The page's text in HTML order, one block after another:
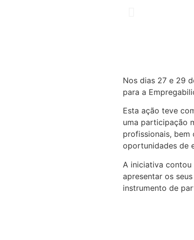
Nos dias 27 e 29
para a
Esta ação teve
uma participação
profissionais, bem
oportunidades de
A iniciativa contou
apresentar os
instrumento de